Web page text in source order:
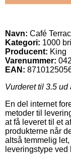
Navn: Café
Kategori: 1000
Producent: King
Varenummer:
EAN:
Vurderet til 3.5 ud
En del internet
metoder til
at få leveret til et
produkterne når
altså temmelig
leveringstype